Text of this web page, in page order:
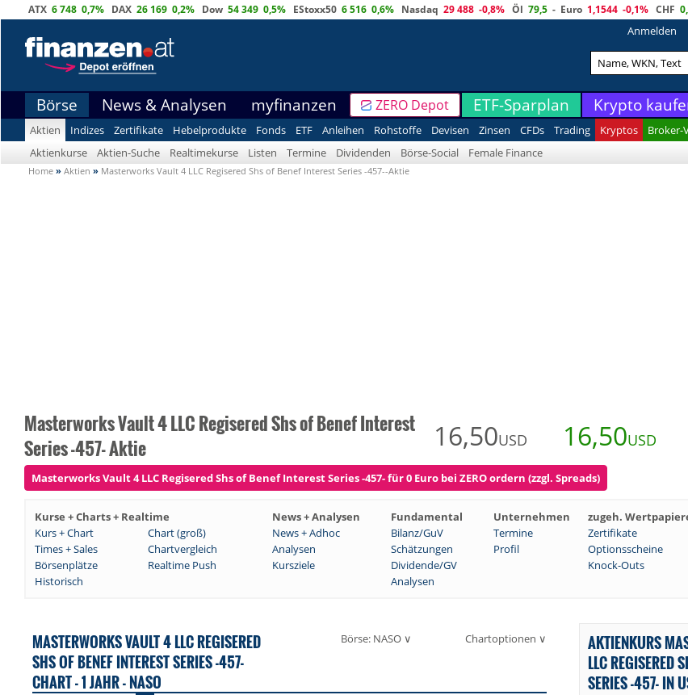
ATX 6 748 0,7% DAX 26 169 0,2% Dow 54 349 0,5% EStoxx50 6 516 0,6% Nasdaq 29 488 -0,8% Öl 79,5 - Euro 1,1544 -0,1% CHF
Anmelden
Börse News & Analysen myfinanzen ZERO Depot ETF-Sparplan Krypto
Aktien Indizes Zertifikate Hebelprodukte Fonds ETF Anleihen Rohstoffe Devisen Zinsen CFDs Trading Kryptos Broker-
Aktienkurse
Aktien-Suche Realtimekurse Listen Termine Dividenden Börse-Social Female Finance
Home » Aktien » Masterworks Vault 4 LLC Regisered Shs of Benef Interest Series -457--Aktie
Masterworks Vault 4 LLC Regisered Shs of Benef Interest
Series -457- Aktie
16,50USD 16,50USD
Masterworks Vault 4 LLC Regisered Shs of Benef Interest Series -457- für 0 Euro bei ZERO ordern (zzgl. Spreads)
Kurse + Charts + Realtime News + Analysen Fundamental Unternehmen zugeh.
Kurs + Chart
Chart (groß) News + Adhoc Bilanz/GuV Termine Zertifikate
Times + Sales
Chartvergleich Analysen Schätzungen Profil Optionsscheine
Börsenplätze
Realtime Push Kursziele Dividende/GV
Knock-Outs
Historisch
Analysen
MASTERWORKS VAULT 4 LLC REGISERED
SHS OF BENEF INTEREST SERIES -457-
CHART - 1 JAHR - NASO
Börse: NASO ∨ Chartoptionen ∨
AKTIENKURS
LLC REGISERED
SERIES -457- IN